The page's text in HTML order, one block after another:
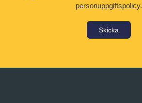
personuppgiftspolicy.
Skicka